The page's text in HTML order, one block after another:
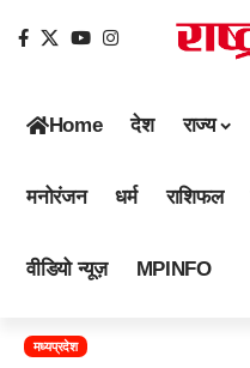
Home देश राज्य
मनोरंजन धर्म राशिफल
वीडियो न्यूज़ MPINFO
मध्यप्रदेश